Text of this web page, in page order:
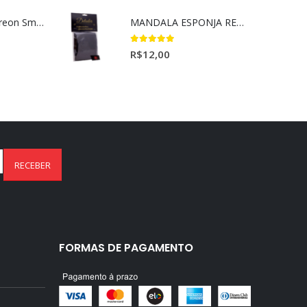
Aromatizantes Areon Smile Black Crystal (1un) MANDALA ESPONJA REMOVEDORA DE INSETO
5.00out of 5
R$12,00
FORMAS DE PAGAMENTO